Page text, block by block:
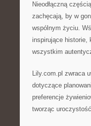
Nieodłączną
zachęcają, by w
wspólnym życiu.
inspirujące historie,
wszystkim
Lily.com.pl zwraca
dotyczące
preferencje
tworząc